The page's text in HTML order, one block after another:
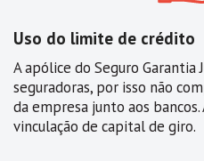
Uso do limite de crédito
A apólice do Seguro Garantia
seguradoras, por isso não
da empresa junto aos
vinculação de capital de giro.